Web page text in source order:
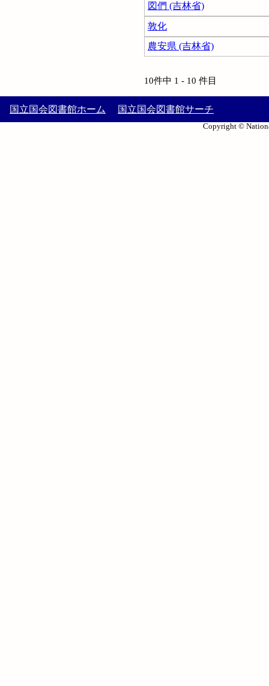
図們 (吉林省)
敦化
農安県 (吉林省)
10件中 1 - 10 件目
国立国会図書館ホーム 国立国会図書館サーチ
Copyright ©